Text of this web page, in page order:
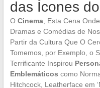
das Ícones
O Cinema, Esta Cena
Dramas e Comédias de
Partir da Cultura Que O
Tomemos, por Exemplo, o
Terrificante Inspirou
Emblemáticos como
Hitchcock, Leatherface em